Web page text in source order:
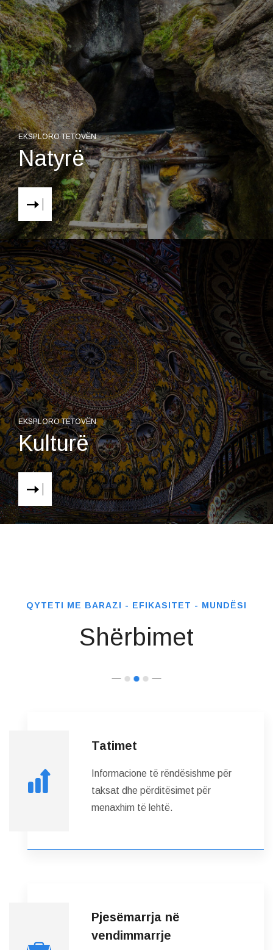
EKSPLORO TETOVËN
Natyrë
EKSPLORO TETOVËN
Kulturë
QYTETI ME BARAZI - EFIKASITET - MUNDËSI
Shërbimet
Tatimet
Informacione të rëndësishme për
taksat dhe përditësimet për
menaxhim të lehtë.
Pjesëmarrja në
vendimmarrje